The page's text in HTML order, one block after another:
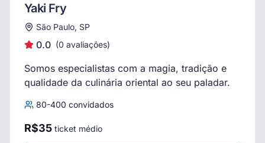
Yaki Fry
São Paulo, SP
0.0 (0 avaliações)
Somos especialistas com a magia, tradição e
qualidade da culinária oriental ao seu paladar.
80-400 convidados
R$35 ticket médio